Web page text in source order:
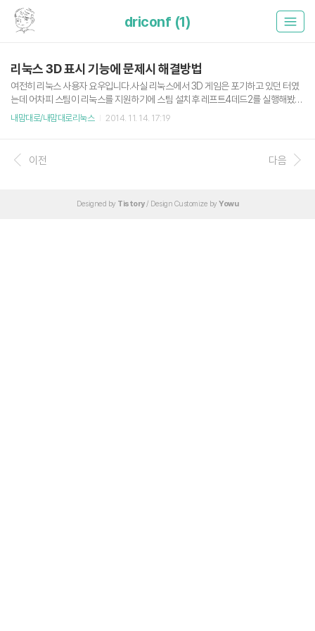
driconf (1)
리눅스 3D 표시 기능에 문제시 해결방법
여전히 리눅스 사용자 요우입니다.사실 리눅스에서 3D 게임은 포기하고 있던 터였
는데 어차피 스팀이 리눅스를 지원하기에 스팀 설치후 레프트4데드2를 실행해봤습
니다. 3D 표현이 망했어요. (현재 리눅스에 돌려본 소스(Source) 엔진 기반의 모든
임' 그룹에 도움을 요청했습니다. 여기서 얻은 해결방법은 2가지입니다.1. 최신 그래
픽 카드 드라이버 설치.제 노트북은 Intel 그래픽 드라이버를 사용합니다. 2014/11/1
내맘대로/내맘대로리눅스 2014. 11. 14. 17:19
이전 다음
Designed by Tistory/ Design Customize by Yowu